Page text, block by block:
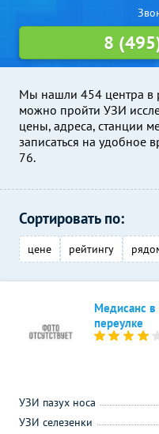
Мы нашли 454 центра в
можно пройти УЗИ
цены, адреса, станции
записаться на удобное
76.
8
Сортировать по:
цене рейтингу
Медисанс
переулке
УЗИ пазух носа
УЗИ селезенки